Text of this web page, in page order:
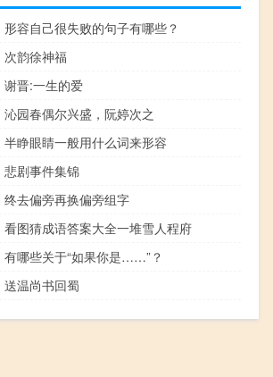
形容自己很失败的句子有哪些？
次韵徐神福
谢晋:一生的爱
沁园春偶尔兴盛，阮婷次之
半睁眼睛一般用什么词来形容
悲剧事件集锦
终去偏旁再换偏旁组字
看图猜成语答案大全一堆雪人程府
有哪些关于“如果你是……”？
送温尚书回蜀